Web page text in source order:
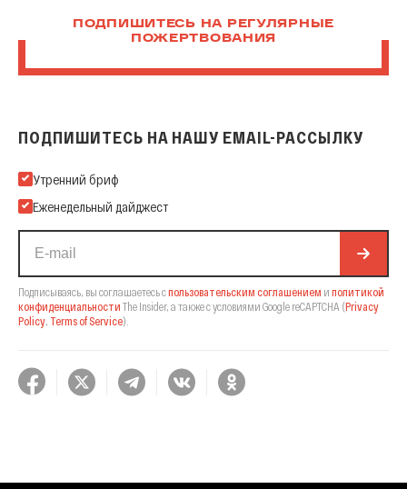
ПОДПИШИТЕСЬ НА РЕГУЛЯРНЫЕ
ПОЖЕРТВОВАНИЯ
ПОДПИШИТЕСЬ НА НАШУ EMAIL-РАССЫЛКУ
Подпишитесь на нашу Email-рассылку
Утренний бриф
Еженедельный дайджест
Подписываясь, вы соглашаетесь спользовательским соглашением и политикой
конфиденциальности The Insider, а также с условиями Google reCAPTCHA (Privacy
Policy Terms of Service).